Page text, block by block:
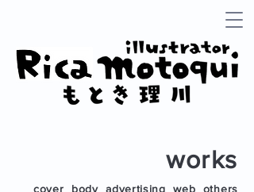
works
cover body advertising web others